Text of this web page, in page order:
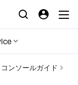
コンソールガイド